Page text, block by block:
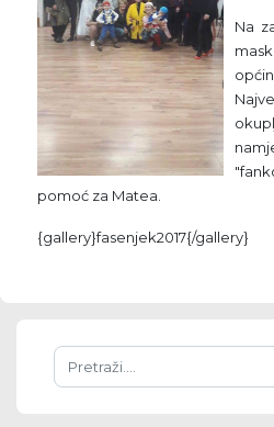
Na
pomoć za Matea.
{gallery}fasenjek2017{/gallery}